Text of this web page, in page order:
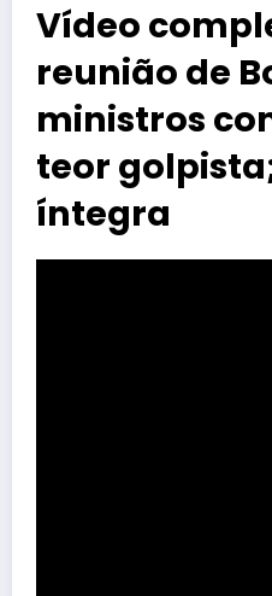
Vídeo
reunião de
ministros
teor
íntegra